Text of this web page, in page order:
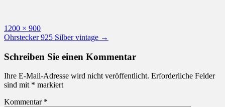
Originalgröße
1200 × 900
Beitragsnavigation
Ohrstecker 925 Silber vintage →
Schreiben Sie einen Kommentar
Ihre E-Mail-Adresse wird nicht veröffentlicht. Erforderliche Felder
sind mit * markiert
Kommentar *